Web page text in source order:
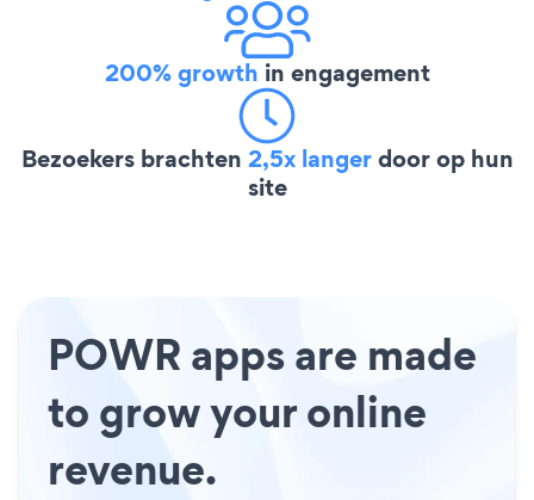
200% growth in engagement
Bezoekers brachten 2,5x langerdoor op hun
site
POWR apps are made
to grow your online
revenue.